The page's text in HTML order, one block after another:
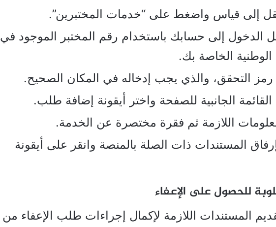
إلى قياس واضغط على “خدمات المختبرين”.
الدخول إلى حسابك باستخدام رقم المختبر الموجود في
الوطنية الخاصة بك.
التحقق، والذي يجب إدخاله في المكان الصحيح.
الجانبية للصفحة واختر أيقونة إضافة طلب.
اللازمة ثم فقرة مختصرة عن الخدمة.
المستندات ذات الصلة بالمنصة وانقر على أيقونة
للحصول على الإعفاء
المستندات اللازمة لإكمال إجراءات طلب الإعفاء من